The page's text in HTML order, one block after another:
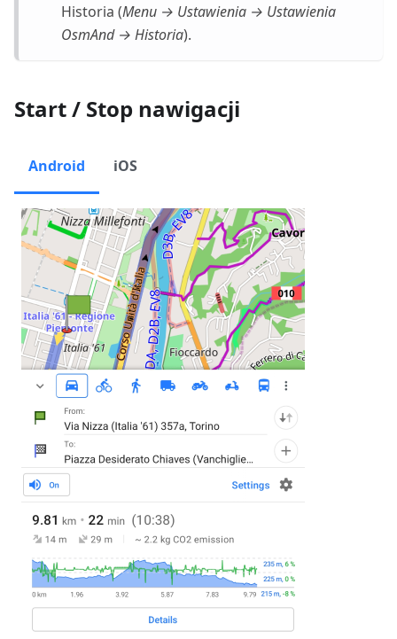
Historia (Menu → Ustawienia → Ustawienia
OsmAnd → Historia).
Start / Stop nawigacji
Android iOS